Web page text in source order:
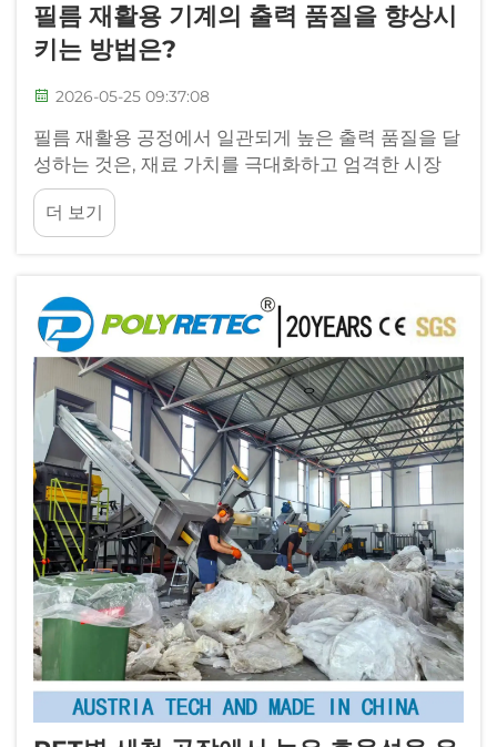
필름 재활용 기계의 출력 품질을 향상시
키는 방법은?
2026-05-25 09:37:08
필름 재활용 공정에서 일관되게 높은 출력 품질을 달
성하는 것은, 재료 가치를 극대화하고 엄격한 시장
사양을 충족하려는 재활용 업체들에게 여전히 중대
한 과제이다. 필름 재활용 기계의 성능은 직접적으
로...
더 보기